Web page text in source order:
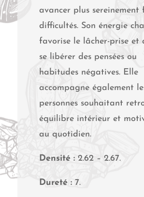
avancer plus sereinement
difficultés. Son énergie
favorise le lâcher-prise et
se libérer des pensées ou
habitudes négatives. Elle
accompagne également
personnes souhaitant
équilibre intérieur et
au quotidien.
Densité :2.62 – 2.67.
Dureté :7.